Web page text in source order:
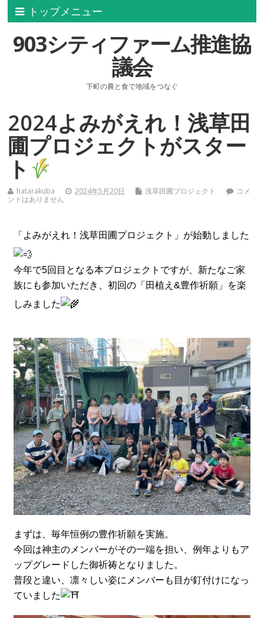
トップメニュー
903シティファーム推進協
議会
下町の農と食で地域をつなぐ
2024よみがえれ！浅草田
圃プロジェクトがスター
ト
hatarakuba 2024年5月20日 浅草田圃プロジェクト
コメ
ントはありません
「よみがえれ！浅草田圃プロジェクト」が始動しました
今年で5回目となる本プロジェクトですが、新たなご家
族にも参加いただき、初回の「田植え&豊作祈願」を楽
しみました
まずは、毎年恒例の豊作祈願を実施。
今回は神主のメンバーがその一端を担い、例年よりもア
ップグレードした御祈祷となりました。
普段と違い、凛々しい姿にメンバーも目が釘付けになっ
ていました